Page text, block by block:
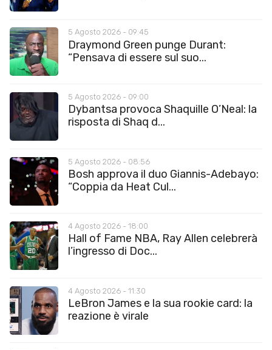
5 Agosto 2026 - 09:45
Draymond Green punge Durant:
“Pensava di essere sul suo...
5 Agosto 2026 - 09:00
Dybantsa provoca Shaquille O’Neal: la
risposta di Shaq d...
5 Agosto 2026 - 08:56
Bosh approva il duo Giannis-Adebayo:
“Coppia da Heat Cul...
4 Agosto 2026 - 18:00
Hall of Fame NBA, Ray Allen celebrerà
l’ingresso di Doc...
4 Agosto 2026 - 11:30
LeBron James e la sua rookie card: la
reazione è virale